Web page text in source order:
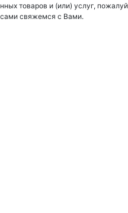
товаров и (или) услуг,
свяжемся с Вами.